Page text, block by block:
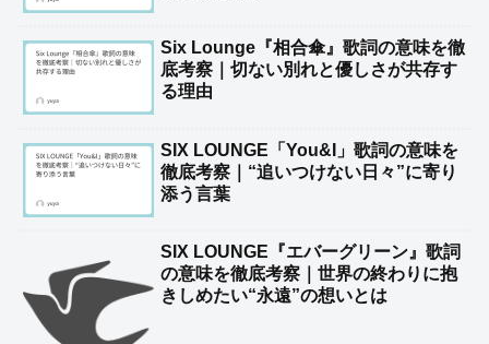
Six Lounge『相合傘』歌詞の意味を徹
底考察｜切ない別れと優しさが共存す
る理由
SIX LOUNGE「You&I」歌詞の意味を
徹底考察｜“追いつけない日々”に寄り
添う言葉
SIX LOUNGE『エバーグリーン』歌詞
の意味を徹底考察｜世界の終わりに抱
きしめたい“永遠”の想いとは